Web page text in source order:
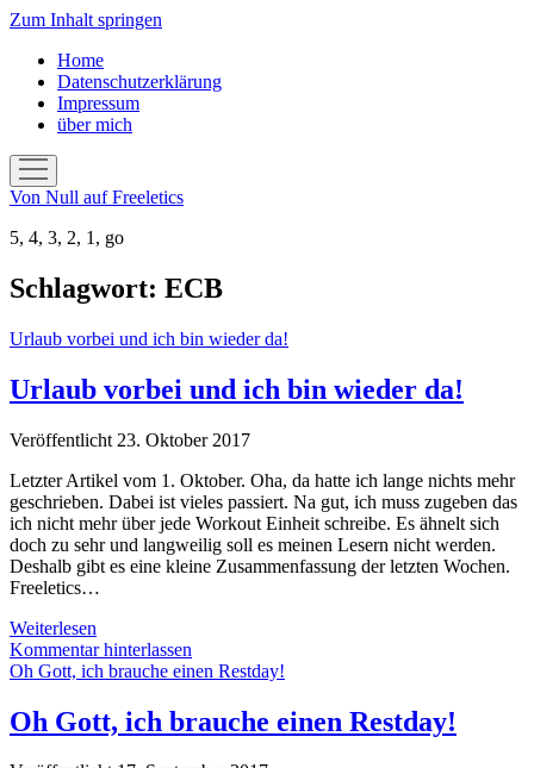
Zum Inhalt springen
Home
Datenschutzerklärung
Impressum
über mich
Menü
öffnen
Von Null auf Freeletics
5, 4, 3, 2, 1, go
Schlagwort: ECB
Urlaub vorbei und ich bin wieder da!
Urlaub vorbei und ich bin wieder da!
Veröffentlicht 23. Oktober 2017
Letzter Artikel vom 1. Oktober. Oha, da hatte ich lange nichts mehr
geschrieben. Dabei ist vieles passiert. Na gut, ich muss zugeben das
ich nicht mehr über jede Workout Einheit schreibe. Es ähnelt sich
doch zu sehr und langweilig soll es meinen Lesern nicht werden.
Deshalb gibt es eine kleine Zusammenfassung der letzten Wochen.
Freeletics…
Weiterlesen
vorbei
und
bin
wieder
Kommentar hinterlassen
Oh Gott, ich brauche einen Restday!
Oh Gott, ich brauche einen Restday!